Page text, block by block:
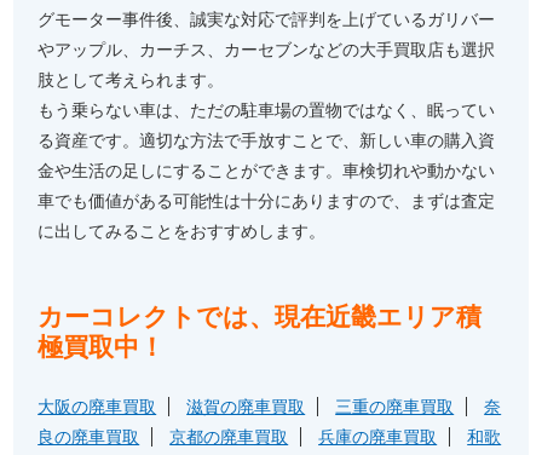
グモーター事件後、誠実な対応で評判を上げているガリバー
やアップル、カーチス、カーセブンなどの大手買取店も選択
肢として考えられます。
もう乗らない車は、ただの駐車場の置物ではなく、眠ってい
る資産です。適切な方法で手放すことで、新しい車の購入資
金や生活の足しにすることができます。車検切れや動かない
車でも価値がある可能性は十分にありますので、まずは査定
に出してみることをおすすめします。
カーコレクトでは、現在近畿エリア積
極買取中！
大阪の廃車買取 滋賀の廃車買取 三重の廃車買取
奈
良の廃車買取
京都の廃車買取 兵庫の廃車買取
和歌